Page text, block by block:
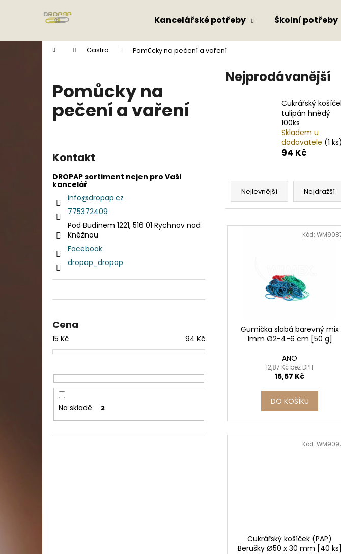
Kancelářské potřeby Školní potřeby
Domů Gastro Pomůcky na pečení a vaření
Pomůcky na
pečení a vaření
Kontakt
DROPAP sortiment nejen pro Vaši
kancelář
info@dropap.cz
775372409
Pod Budínem 1221, 516 01 Rychnov nad
Kněžnou
Facebook
dropap_dropap
Cena
15 Kč 94 Kč
Na skladě 2
Nejprodávanější
Cukrářský
tulipán hnědý
100ks
Skladem u
dodavatele (1 ks)
94 Kč
Ř
z
Nejlevnější Nejdražší
V
Gumička slabá barevný mix
1mm Ø2-4-6 cm [50 g]
ANO
12,87 Kč bez DPH
15,57 Kč
DO KOŠÍKU
Kód:
Cukrářský košíček (PAP)
Berušky Ø50 x 30 mm [40 ks]
Kód:
í
Zpět
do
Zpět
do
Doporučujeme
DAHLE LAMINÁTOR 70103, A3, 2 VÁLCE
1 990 Kč
Původně:2 667 Kč
SADA SQUEEGEE ART VČETNĚ
DĚTSKÝCH BAREV KIDS ART